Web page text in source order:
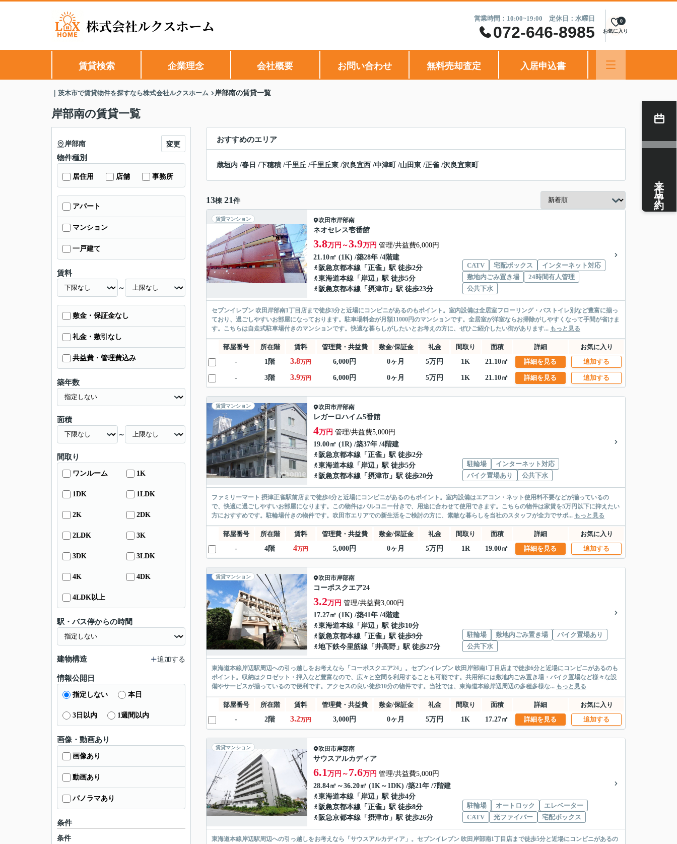
営業時間：10:00~19:00 定休日：水曜日
072-646-8985 お気に入り
0
賃貸検索 企業理念 会社概要 お問い合わせ 無料売却査定 入居申込書
｜茨木市で賃貸物件を探すなら株式会社ルクスホーム 岸部南の賃貸一覧
岸部南の賃貸一覧
おすすめのエリア
蔵垣内 /春日 /下穂積 /千里丘 /千里丘東 /沢良宜西 /中津町 /山田東 /正雀 /沢良宜東町
13棟 21 件
賃貸マンション 吹田市岸部南
ネオセレス壱番館
3.8万円～3.9万円 管理/共益費6,000円
21.10㎡ (1K) /築28年 /4階建
阪急京都本線 「 正雀 」駅 徒歩2分
東海道本線 「 岸辺 」駅 徒歩5分
阪急京都本線 「 摂津市 」駅 徒歩23分
CATV 宅配ボックス
インターネット対応
敷地内ごみ置き場
24時間有人管理
公共下水
セブンイレブン 吹田岸部南1丁目店まで徒歩3分と近場にコンビニがあるのもポイント。室内設備は全居室フローリング・バストイレ別など豊富に揃っ
ており、過ごしやすいお部屋になっております。駐車場料金が月額11000円のマンションです。全居室が洋室ならお掃除がしやすくなって手間が省けま
す。こちらは自走式駐車場付きのマンションです。快適な暮らしがしたいとお考えの方に、ぜひご紹介したい街があります... もっと見る
部屋番号 所在階 賃料 管理費・共益費 敷金/保証金 礼金 間取り 面積 詳細
お気に入り
-
1階 3.8万円 6,000円 0ヶ月 5万円 1K 21.10㎡ 詳細を見る 追加する
- 3階 3.9万円 6,000円 0ヶ月 5万円 1K 21.10㎡ 詳細を見る 追加する
賃貸マンション 吹田市岸部南
レガーロハイム5番館
4万円 管理/共益費5,000円
19.00㎡ (1R) /築37年 /4階建
阪急京都本線 「 正雀 」駅 徒歩2分
東海道本線 「 岸辺 」駅 徒歩5分
阪急京都本線 「 摂津市 」駅 徒歩20分
駐輪場
インターネット対応
バイク置場あり
公共下水
ファミリーマート 摂津正雀駅前店まで徒歩4分と近場にコンビニがあるのもポイント。室内設備はエアコン・ネット使用料不要などが揃っているの
で、快適に過ごしやすいお部屋になります。この物件はバルコニー付きで、用途に合わせて使用できます。こちらの物件は家賃を5万円以下に抑えたい
方におすすめです。駐輪場付きの物件です。吹田市エリアでの新生活をご検討の方に、素敵な暮らしを当社のスタッフが全力でサポ... もっと見る
部屋番号 所在階 賃料 管理費・共益費 敷金/保証金 礼金 間取り 面積 詳細
お気に入り
-
4階 4万円 5,000円 0ヶ月 5万円 1R 19.00㎡ 詳細を見る 追加する
賃貸マンション 吹田市岸部南
コーポスクエア24
3.2万円 管理/共益費3,000円
17.27㎡ (1K) /築41年 /4階建
東海道本線 「 岸辺 」駅 徒歩10分
阪急京都本線 「 正雀 」駅 徒歩9分
地下鉄今里筋線 「 井高野 」駅 徒歩27分
駐輪場 敷地内ごみ置き場
バイク置場あり
公共下水
東海道本線岸辺駅周辺への引っ越しをお考えなら「コーポスクエア24」。セブンイレブン 吹田岸部南1丁目店まで徒歩6分と近場にコンビニがあるのも
ポイント。収納はクロゼット・押入など豊富なので、広々と空間を利用することも可能です。共用部には敷地内ごみ置き場・バイク置場など様々な設
備やサービスが揃っているので便利です。アクセスの良い徒歩10分の物件です。当社では、東海道本線岸辺周辺の多種多様な... もっと見る
部屋番号 所在階 賃料 管理費・共益費 敷金/保証金 礼金 間取り 面積 詳細
お気に入り
-
2階 3.2万円 3,000円 0ヶ月 5万円 1K 17.27㎡ 詳細を見る 追加する
賃貸マンション 吹田市岸部南
サウスアルカディア
6.1万円～ 7.6万円 管理/共益費5,000円
28.84㎡～36.20㎡ (1K～1DK) /築21年 /7階建
東海道本線 「 岸辺 」駅 徒歩4分
阪急京都本線 「 正雀 」駅 徒歩8分
阪急京都本線 「 摂津市 」駅 徒歩26分
駐輪場 オートロック
エレベーター
CATV
光ファイバー 宅配ボックス
東海道本線岸辺駅周辺への引っ越しをお考えなら「サウスアルカディア」。セブンイレブン 吹田岸部南1丁目店まで徒歩5分と近場にコンビニがあるの
岸部南 変更
物件種別
居住用 店舗 事務所
アパート
マンション
一戸建て
賃料
～
敷金・保証金なし
礼金・敷引なし
共益費・管理費込み
築年数
面積
～
間取り
ワンルーム 1K
1DK 1LDK
2K 2DK
2LDK 3K
3DK 3LDK
4K 4DK
4LDK以上
駅・バス停からの時間
建物構造 追加する
情報公開日
指定しない 本日
3日以内 1週間以内
画像・動画あり
画像あり
動画あり
パノラマあり
条件
条件
来店予約